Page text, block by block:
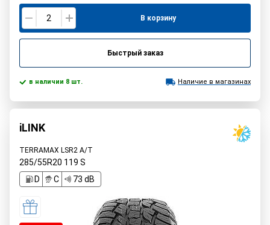
В корзину
Быстрый заказ
в наличии 8 шт. Наличие в магазинах
iLINK
TERRAMAX LSR2 A/T
285/55R20 119 S
D
C 73 dB